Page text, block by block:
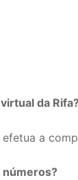
da
efetua a
números?